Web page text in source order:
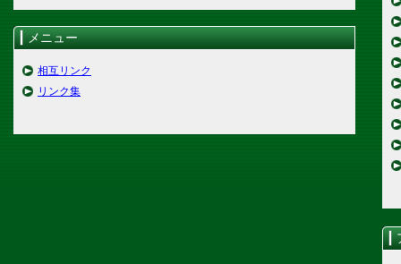
メニュー
相互リンク
リンク集